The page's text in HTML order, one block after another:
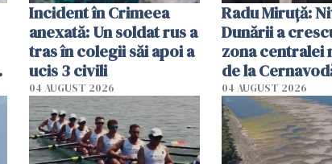
Incident în Crimeea
anexată: Un soldat rus a
tras în colegii săi apoi a
ucis 3 civili
04 AUGUST 2026
Radu Miruţă:
Dunării a
zona centralei
de la
cm faţă de
04 AUGUST 2026